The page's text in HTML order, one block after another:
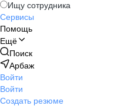
Ищу сотрудника
Сервисы
Помощь
Ещё
Поиск
Арбаж
Войти
Войти
Создать резюме